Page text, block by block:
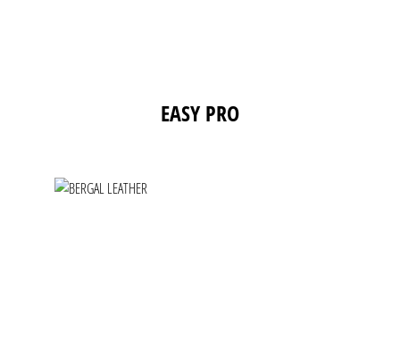
Produktgalerie überspringenEASY PRO